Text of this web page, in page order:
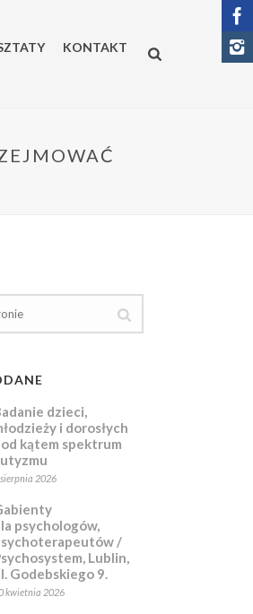
KONTAKT
dzieci,
i dorosłych
kątem spektrum
2026
psychologów,
/
Lublin,
Godebskiego 9.
kwietnia 2026